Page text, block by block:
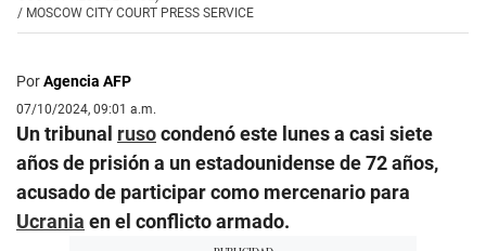
/ MOSCOW CITY COURT PRESS SERVICE
PorAgencia AFP
07/10/2024, 09:01 a.m.
Un tribunal rusocondenó este lunes a casi siete
años de prisión a un estadounidense de 72 años,
acusado de participar como mercenario para
Ucrania en el conflicto armado.